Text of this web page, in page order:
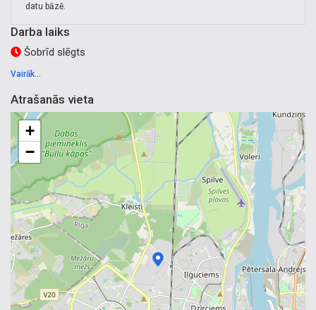
datu bāzē.
Darba laiks
Šobrīd slēgts
Vairāk...
Atrašanās vieta
+
−